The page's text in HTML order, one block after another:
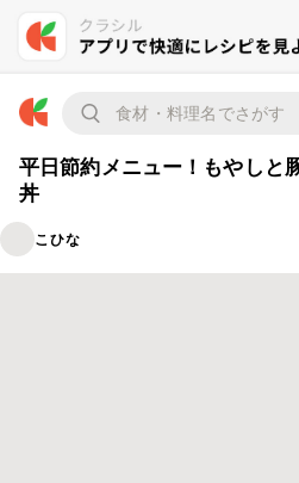
平日節約メニュー！もやしと
丼
こひな